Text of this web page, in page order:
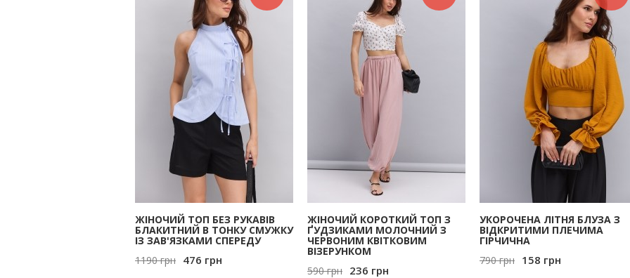
ЖІНОЧИЙ ТОП БЕЗ РУКАВІВ
БЛАКИТНИЙ В ТОНКУ СМУЖКУ
ІЗ ЗАВ'ЯЗКАМИ СПЕРЕДУ
1190 грн 476 грн
ЖІНОЧИЙ КОРОТКИЙ ТОП З
ҐУДЗИКАМИ МОЛОЧНИЙ З
ЧЕРВОНИМ КВІТКОВИМ
ВІЗЕРУНКОМ
590 грн 236 грн
УКОРОЧЕНА ЛІТНЯ БЛУЗА З
ВІДКРИТИМИ ПЛЕЧИМА
ГІРЧИЧНА
790 грн 158 грн